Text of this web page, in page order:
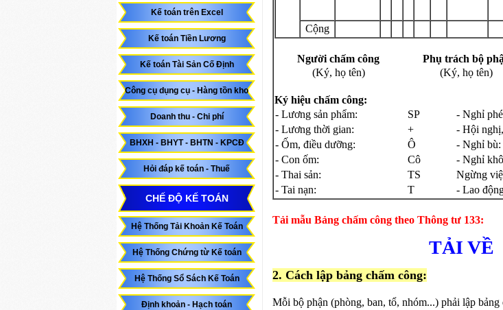
Kế toán trên Excel
Kế toán Tiền Lương
Kế toán Tài Sản Cố Định
Công cụ dụng cụ - Hàng tồn kho
Doanh thu - Chi phí
BHXH - BHYT - BHTN - KPCĐ
Hỏi đáp kế toán - Thuế
CHẾ ĐỘ KẾ TOÁN
Hệ Thống Tải Khoản Kế Toán
Hệ Thống Chứng từ Kế toán
Hệ Thống Sổ Sách Kế Toán
Định khoản - Hạch toán
Cộng
Người chấm công
(Ký, họ tên)
Phụ trách bộ
(Ký, họ tên)
Ký hiệu chấm công:
- Lương sản phẩm:
SP - Nghỉ
- Lương thời gian:
+ - Hội
- Ốm, điều dưỡng:
Ô - Nghỉ bù:
- Con ốm:
Cô - Nghỉ
- Thai sản:
TS Ngừng
- Tai nạn:
T - Lao
Tải mẫu Bảng chấm công theo Thông tư 133:
TẢI VỀ
2. Cách lập bảng chấm công:
Mỗi bộ phận (phòng, ban, tổ, nhóm...) phải lập bảng